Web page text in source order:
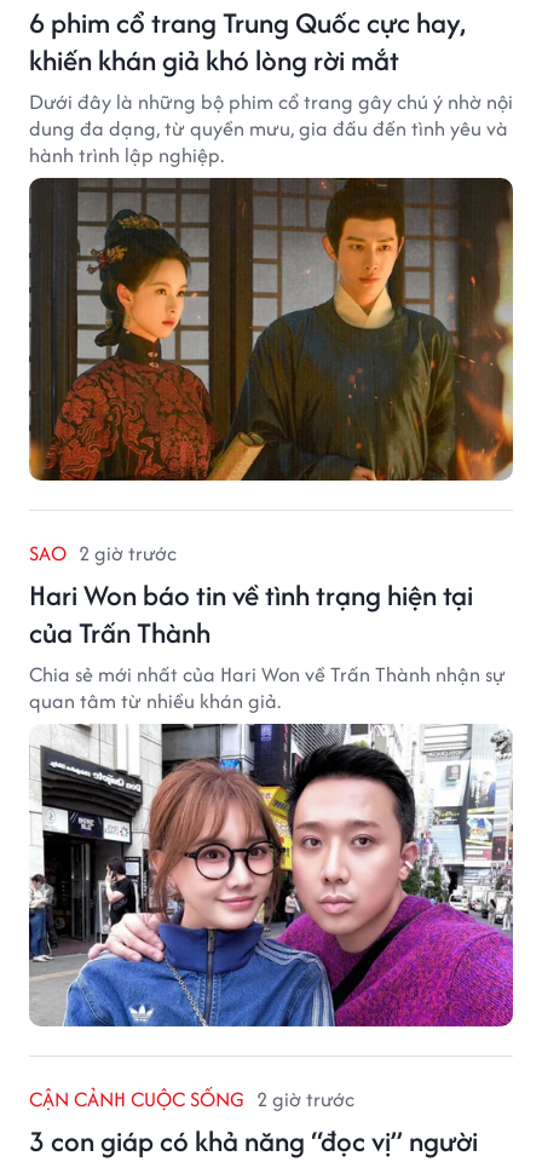
6 phim cổ trang Trung Quốc cực hay,
khiến khán giả khó lòng rời mắt
Dưới đây là những bộ phim cổ trang gây chú ý nhờ nội
dung đa dạng, từ quyền mưu, gia đấu đến tình yêu và
hành trình lập nghiệp.
SAO 2 giờ trước
Hari Won báo tin về tình trạng hiện tại
của Trấn Thành
Chia sẻ mới nhất của Hari Won về Trấn Thành nhận sự
quan tâm từ nhiều khán giả.
CẬN CẢNH CUỘC SỐNG 2 giờ trước
3 con giáp có khả năng “đọc vị” người